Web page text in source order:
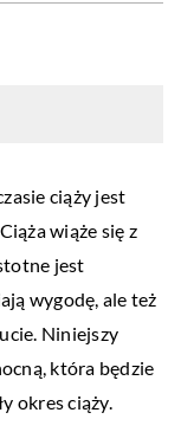
ciąży jest
wiąże się z
jest
wygodę, ale też
Niniejszy
która będzie
okres ciąży.